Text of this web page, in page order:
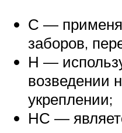
С —
заборов,
Н —
возведении
укреплении;
НС —